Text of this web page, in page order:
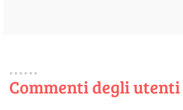
Commenti degli utenti